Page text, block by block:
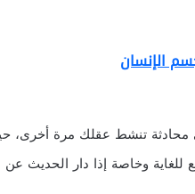
الإنسان
محادثة تنشط عقلك مرة
وخاصة إذا دار الحديث